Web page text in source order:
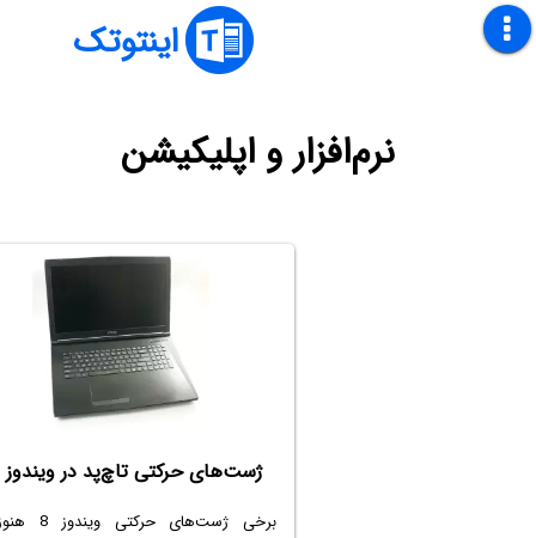
اینتوتک
نرم‌افزار و اپلیکیشن
ژست‌های حرکتی تاچ‌پد در ویندوز 10
برخی ژست‌های